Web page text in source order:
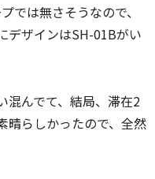
では無さそうなので、
デザインはSH-01Bがい
混んでて、結局、滞在2
晴らしかったので、全然